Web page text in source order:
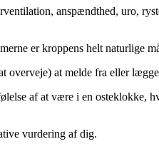
anspændthed, uro,
er kroppens helt naturlige
overveje) at melde fra eller
af at være i en osteklokke,
vurdering af dig.